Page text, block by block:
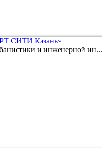
СИТИ Казань»
и инженерной ин...